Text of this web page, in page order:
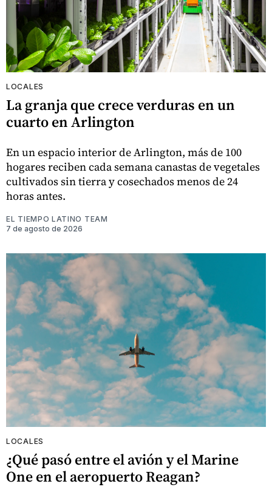
LOCALES
La granja que crece verduras en un
cuarto en Arlington
En un espacio interior de Arlington, más de 100
hogares reciben cada semana canastas de vegetales
cultivados sin tierra y cosechados menos de 24
horas antes.
EL TIEMPO LATINO TEAM
7 de agosto de 2026
LOCALES
¿Qué pasó entre el avión y el Marine
One en el aeropuerto Reagan?